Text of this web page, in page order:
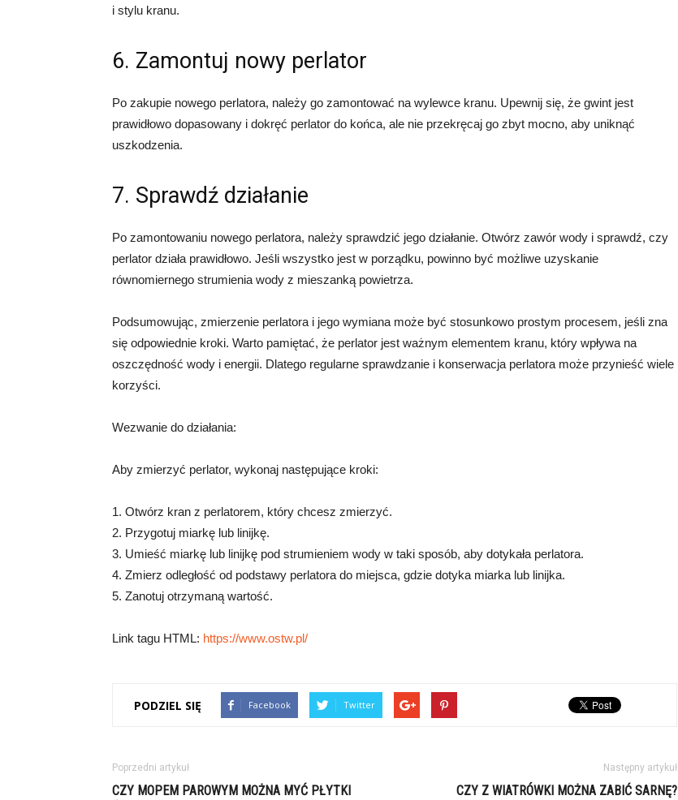
i stylu kranu.
6. Zamontuj nowy perlator
Po zakupie nowego perlatora, należy go zamontować na wylewce kranu. Upewnij się, że gwint jest
prawidłowo dopasowany i dokręć perlator do końca, ale nie przekręcaj go zbyt mocno, aby uniknąć
uszkodzenia.
7. Sprawdź działanie
Po zamontowaniu nowego perlatora, należy sprawdzić jego działanie. Otwórz zawór wody i sprawdź, czy
perlator działa prawidłowo. Jeśli wszystko jest w porządku, powinno być możliwe uzyskanie
równomiernego strumienia wody z mieszanką powietrza.
Podsumowując, zmierzenie perlatora i jego wymiana może być stosunkowo prostym procesem, jeśli zna
się odpowiednie kroki. Warto pamiętać, że perlator jest ważnym elementem kranu, który wpływa na
oszczędność wody i energii. Dlatego regularne sprawdzanie i konserwacja perlatora może przynieść wiele
korzyści.
Wezwanie do działania:
Aby zmierzyć perlator, wykonaj następujące kroki:
1. Otwórz kran z perlatorem, który chcesz zmierzyć.
2. Przygotuj miarkę lub linijkę.
3. Umieść miarkę lub linijkę pod strumieniem wody w taki sposób, aby dotykała perlatora.
4. Zmierz odległość od podstawy perlatora do miejsca, gdzie dotyka miarka lub linijka.
5. Zanotuj otrzymaną wartość.
Link tagu HTML: https://www.ostw.pl/
PODZIEL SIĘ Facebook Twitter
Poprzedni artykuł
CZY MOPEM PAROWYM MOŻNA MYĆ PŁYTKI
Następny artykuł
CZY Z WIATRÓWKI MOŻNA ZABIĆ SARNĘ?